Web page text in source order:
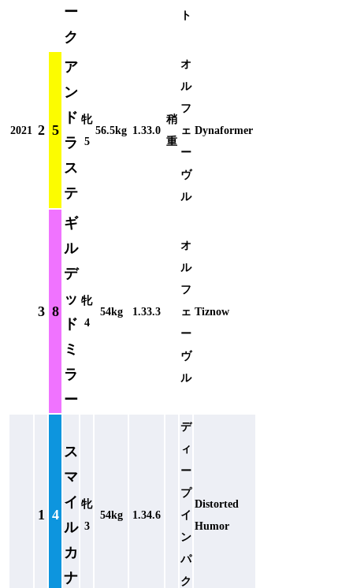
2021
ー
ク
稍
重
ト
2 5
ア
ン
ド
ラ
ス
テ
牝
5
56.5kg 1.33.0
オ
ル
フ
ェ
ー
ヴ
ル
Dynaformer
3 8
ギ
ル
デ
ッ
ド
ミ
ラ
ー
牝
4
54kg 1.33.3
オ
ル
フ
ェ
ー
ヴ
ル
Tiznow
1 4
ス
マ
イ
ル
カ
ナ
牝
3
54kg 1.34.6
デ
ィ
ー
プ
イ
ン
パ
ク
Distorted
Humor